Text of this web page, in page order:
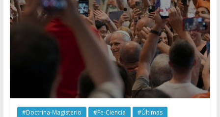
#Doctrina-Magisterio #Fe-Ciencia #Últimas